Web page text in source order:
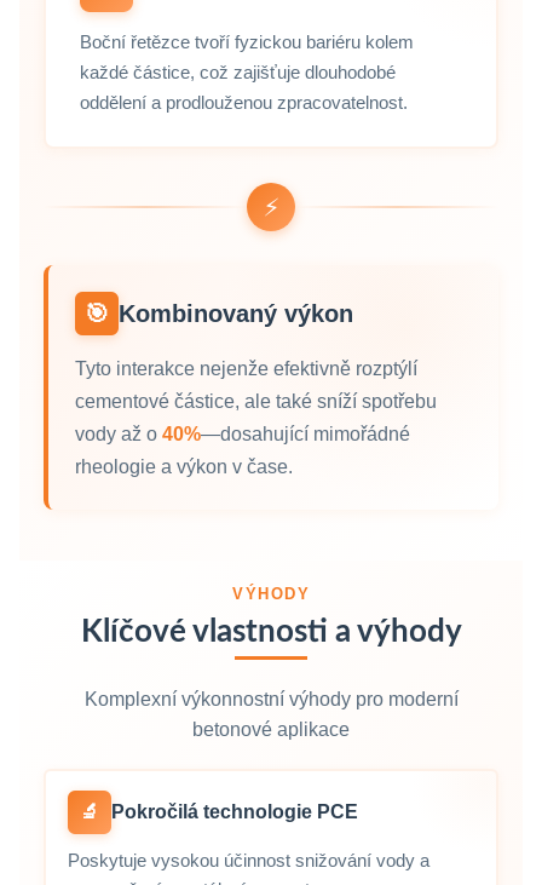
Boční řetězce tvoří fyzickou bariéru kolem
každé částice, což zajišťuje dlouhodobé
oddělení a prodlouženou zpracovatelnost.
⚡
🎯 Kombinovaný výkon
Tyto interakce nejenže efektivně rozptýlí
cementové částice, ale také sníží spotřebu
vody až o 40%—dosahující mimořádné
rheologie a výkon v čase.
VÝHODY
Klíčové vlastnosti a výhody
Komplexní výkonnostní výhody pro moderní
betonové aplikace
🔬 Pokročilá technologie PCE
Poskytuje vysokou účinnost snižování vody a